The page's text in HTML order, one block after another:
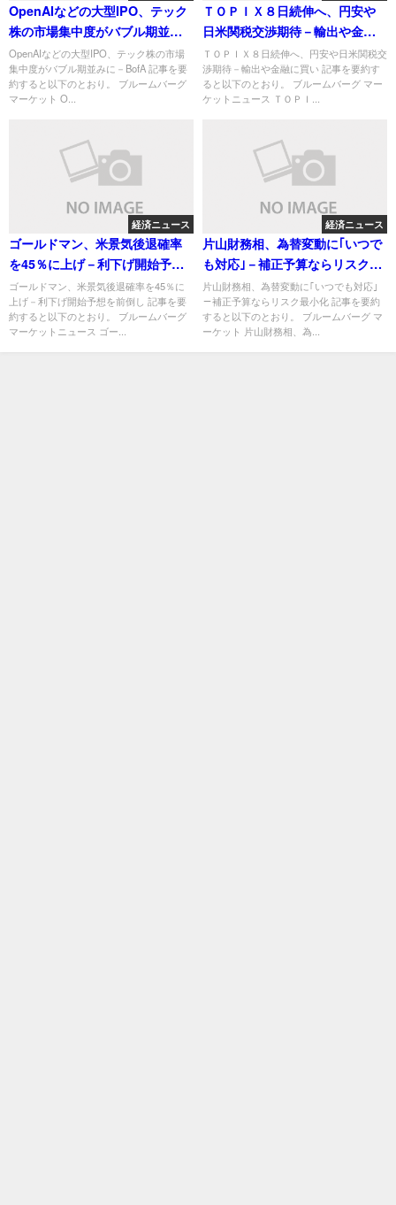
OpenAIなどの大型IPO、テック
株の市場集中度がバブル期並み
に－BofA
OpenAIなどの大型IPO、テック株の市場
集中度がバブル期並みに－BofA 記事を要
約すると以下のとおり。 ブルームバーグ
マーケット O...
ＴＯＰＩＸ８日続伸へ、円安や
日米関税交渉期待－輸出や金融
に買い
ＴＯＰＩＸ８日続伸へ、円安や日米関税交
渉期待－輸出や金融に買い 記事を要約す
ると以下のとおり。 ブルームバーグ マー
ケットニュース ＴＯＰＩ...
経済ニュース
ゴールドマン、米景気後退確率
を45％に上げ－利下げ開始予想
を前倒し
ゴールドマン、米景気後退確率を45％に
上げ－利下げ開始予想を前倒し 記事を要
約すると以下のとおり。 ブルームバーグ
マーケットニュース ゴー...
経済ニュース
片山財務相、為替変動に｢いつで
も対応｣－補正予算ならリスク最
小化
片山財務相、為替変動に｢いつでも対応｣
－補正予算ならリスク最小化 記事を要約
すると以下のとおり。 ブルームバーグ マ
ーケット 片山財務相、為...